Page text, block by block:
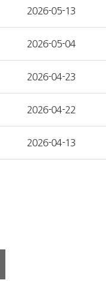
2026-05-13
2026-05-04
2026-04-23
2026-04-22
2026-04-13